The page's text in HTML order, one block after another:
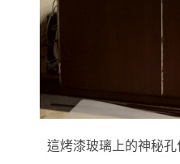
這烤漆玻璃上的神秘